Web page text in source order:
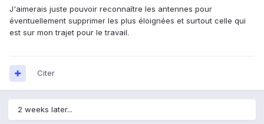
J'aimerais juste pouvoir reconnaître les antennes pour
éventuellement supprimer les plus éloignées et surtout celle qui
est sur mon trajet pour le travail.
Citer
2 weeks later...